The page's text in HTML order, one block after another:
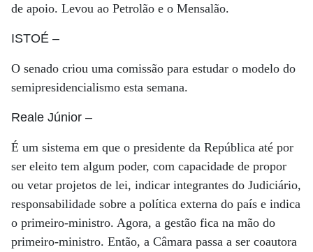
de apoio. Levou ao Petrolão e o Mensalão.
ISTOÉ –
O senado criou uma comissão para estudar o modelo do
semipresidencialismo esta semana.
Reale Júnior –
É um sistema em que o presidente da República até por
ser eleito tem algum poder, com capacidade de propor
ou vetar projetos de lei, indicar integrantes do Judiciário,
responsabilidade sobre a política externa do país e indica
o primeiro-ministro. Agora, a gestão fica na mão do
primeiro-ministro. Então, a Câmara passa a ser coautora